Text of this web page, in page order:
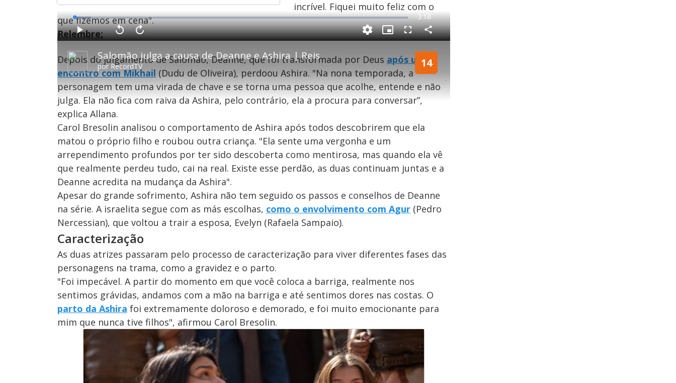
incrível. Fiquei muito feliz com o
que fizemos em cena".
Relembre:
P
l
a
y
V
i
d
e
Salomão julga a causa de Deanne e Ashira | Reis
porRecordTV 14
P
l
y
V
o
t
a
r
1
0
s
g
n
d
A
v
n
ç
a
r
1
0
e
u
n
M
u
o
L
o
a
d
e
.
9
%
R
e
m
a
i
n
T
m
e
-3:18
e
l
o
c
d
e
P
i
u
r
-
i
n
-
i
c
F
u
s
c
e
e
n
C
o
p
r
t
h
a
r
Depois do julgamento de Salomão, Deanne, que foi transformada por Deus após um
encontro com Mikhail (Dudu de Oliveira), perdoou Ashira. "Na nona temporada, a
personagem tem uma virada de chave e se torna uma pessoa que acolhe, entende e não
julga. Ela não fica com raiva da Ashira, pelo contrário, ela a procura para conversar”,
explica Allana.
Carol Bresolin analisou o comportamento de Ashira após todos descobrirem que ela
matou o próprio filho e roubou outra criança. "Ela sente uma vergonha e um
arrependimento profundos por ter sido descoberta como mentirosa, mas quando ela vê
que realmente perdeu tudo, cai na real. Existe esse perdão, as duas continuam juntas e a
Deanne acredita na mudança da Ashira".
Apesar do grande sofrimento, Ashira não tem seguido os passos e conselhos de Deanne
na série. A israelita segue com as más escolhas, como o envolvimento com Agur (Pedro
Nercessian), que voltou a trair a esposa, Evelyn (Rafaela Sampaio).
Caracterização
As duas atrizes passaram pelo processo de caracterização para viver diferentes fases das
personagens na trama, como a gravidez e o parto.
"Foi impecável. A partir do momento em que você coloca a barriga, realmente nos
sentimos grávidas, andamos com a mão na barriga e até sentimos dores nas costas. O
parto da Ashira foi extremamente doloroso e demorado, e foi muito emocionante para
mim que nunca tive filhos", afirmou Carol Bresolin.